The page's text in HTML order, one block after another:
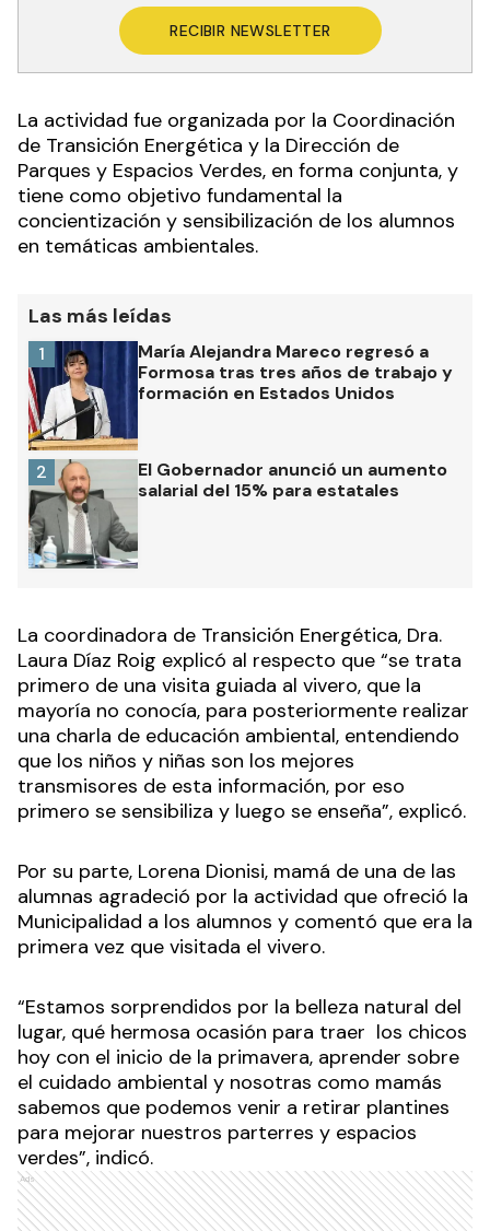
RECIBIR NEWSLETTER
La actividad fue organizada por la Coordinación
de Transición Energética y la Dirección de
Parques y Espacios Verdes, en forma conjunta, y
tiene como objetivo fundamental la
concientización y sensibilización de los alumnos
en temáticas ambientales.
Las más leídas
María Alejandra Mareco regresó a
Formosa tras tres años de trabajo y
formación en Estados Unidos
1
El Gobernador anunció un aumento
salarial del 15% para estatales
2
La coordinadora de Transición Energética, Dra.
Laura Díaz Roig explicó al respecto que “se trata
primero de una visita guiada al vivero, que la
mayoría no conocía, para posteriormente realizar
una charla de educación ambiental, entendiendo
que los niños y niñas son los mejores
transmisores de esta información, por eso
primero se sensibiliza y luego se enseña”, explicó.
Por su parte, Lorena Dionisi, mamá de una de las
alumnas agradeció por la actividad que ofreció la
Municipalidad a los alumnos y comentó que era la
primera vez que visitada el vivero.
“Estamos sorprendidos por la belleza natural del
lugar, qué hermosa ocasión para traer los chicos
hoy con el inicio de la primavera, aprender sobre
el cuidado ambiental y nosotras como mamás
sabemos que podemos venir a retirar plantines
para mejorar nuestros parterres y espacios
verdes”, indicó.
Ads